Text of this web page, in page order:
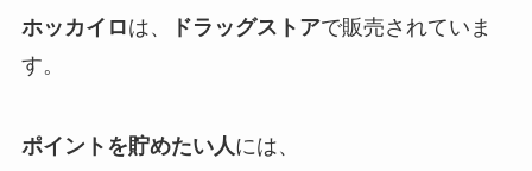
ホッカイロは、 ドラッグストアで販売されていま
す。
ポイントを貯めたい人 には、